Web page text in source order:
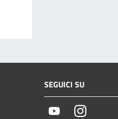
SEGUICI SU
YoutubeInstagram